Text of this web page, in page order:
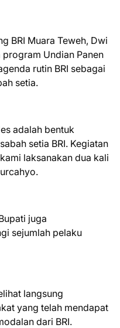
BRI Muara Teweh, Dwi
Undian Panen
rutin BRI sebagai
setia.
adalah bentuk
setia BRI. Kegiatan
laksanakan dua kali
juga
sejumlah pelaku
langsung
yang telah mendapat
dari BRI.